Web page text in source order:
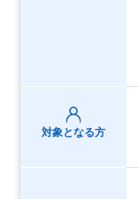
対象となる方